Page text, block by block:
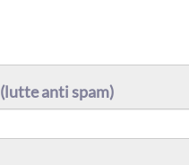
(lutte anti spam)